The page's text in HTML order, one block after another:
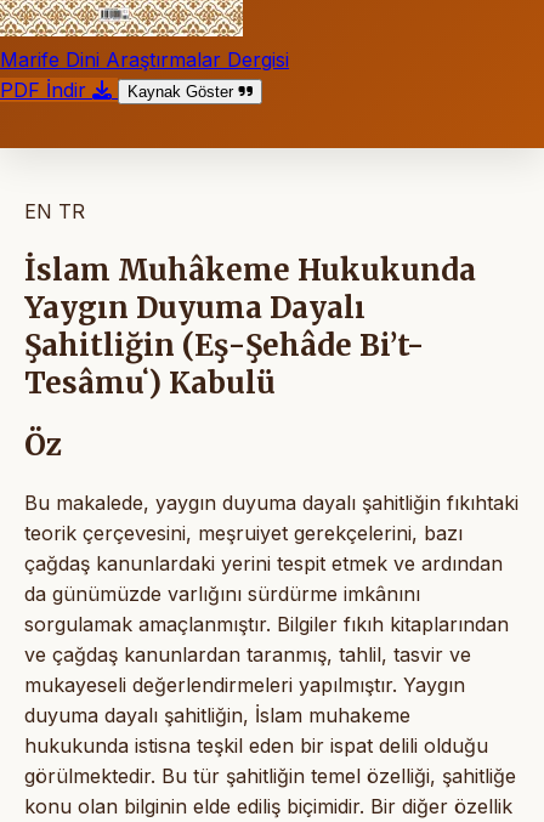
Marife Dini Araştırmalar Dergisi
PDF İndir
Kaynak Göster
EN TR
İslam Muhâkeme Hukukunda
Yaygın Duyuma Dayalı
Şahitliğin (Eş-Şehâde Bi’t-
Tesâmuʻ) Kabulü
Öz
Bu makalede, yaygın duyuma dayalı şahitliğin fıkıhtaki
teorik çerçevesini, meşruiyet gerekçelerini, bazı
çağdaş kanunlardaki yerini tespit etmek ve ardından
da günümüzde varlığını sürdürme imkânını
sorgulamak amaçlanmıştır. Bilgiler fıkıh kitaplarından
ve çağdaş kanunlardan taranmış, tahlil, tasvir ve
mukayeseli değerlendirmeleri yapılmıştır. Yaygın
duyuma dayalı şahitliğin, İslam muhakeme
hukukunda istisna teşkil eden bir ispat delili olduğu
görülmektedir. Bu tür şahitliğin temel özelliği, şahitliğe
konu olan bilginin elde ediliş biçimidir. Bir diğer özellik